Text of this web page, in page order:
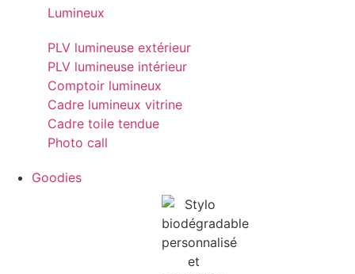
Lumineux
PLV lumineuse extérieur
PLV lumineuse intérieur
Comptoir lumineux
Cadre lumineux vitrine
Cadre toile tendue
Photo call
Goodies